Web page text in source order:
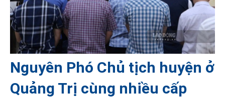
Nguyên Phó Chủ tịch huyện ở
Quảng Trị cùng nhiều cấp